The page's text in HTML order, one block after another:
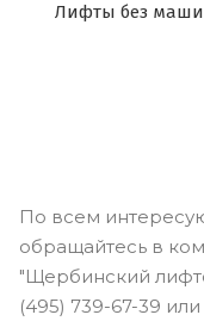
Лифты без
По всем
обращайтесь в
"Щербинский
(495) 739-67-39